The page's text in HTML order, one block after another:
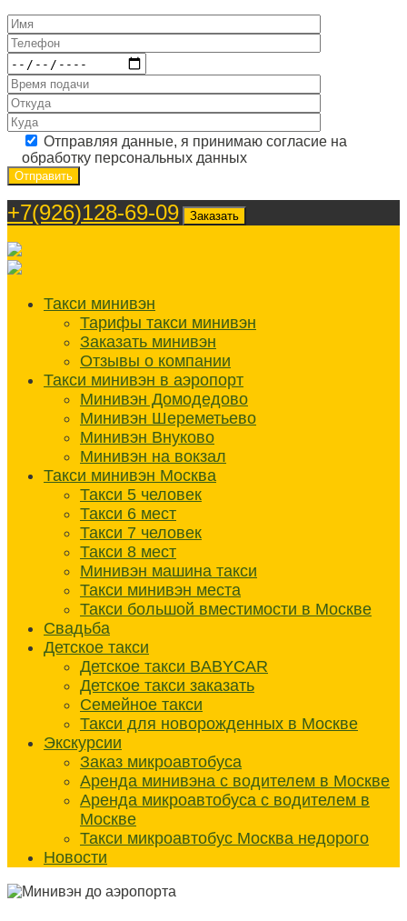
Отправляя данные, я принимаю согласие на
обработку персональных данных
+7(926)128-69-09 Заказать
Такси минивэн
Тарифы такси минивэн
Заказать минивэн
Отзывы о компании
Такси минивэн в аэропорт
Минивэн Домодедово
Минивэн Шереметьево
Минивэн Внуково
Минивэн на вокзал
Такси минивэн Москва
Такси 5 человек
Такси 6 мест
Такси 7 человек
Такси 8 мест
Минивэн машина такси
Такси минивэн места
Такси большой вместимости в Москве
Свадьба
Детское такси
Детское такси BABYCAR
Детское такси заказать
Семейное такси
Такси для новорожденных в Москве
Экскурсии
Заказ микроавтобуса
Аренда минивэна с водителем в Москве
Аренда микроавтобуса с водителем в
Москве
Такси микроавтобус Москва недорого
Новости